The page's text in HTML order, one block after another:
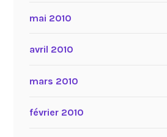
mai 2010
avril 2010
mars 2010
février 2010